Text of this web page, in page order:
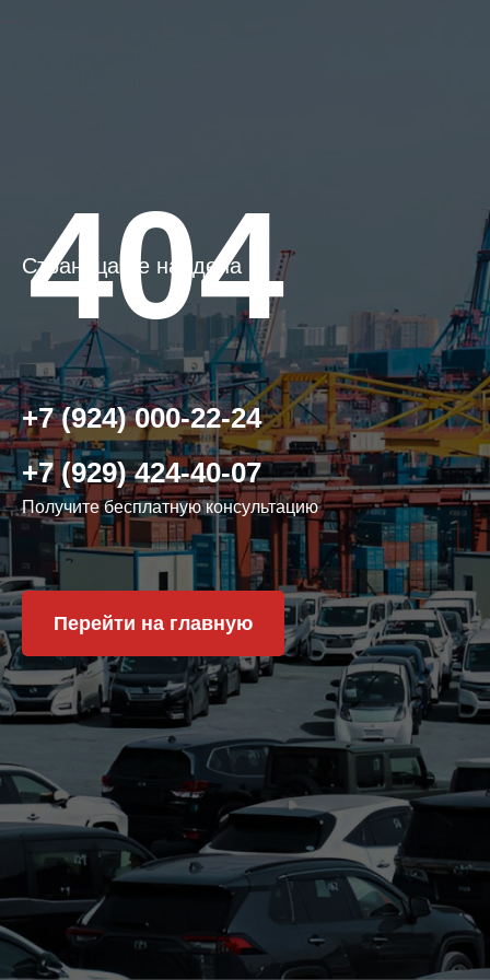
404
Получите бесплатную консультацию
+7 (929) 424-40-07
+7 (924) 000-22-24
Перейти на главную
Страница не найдена